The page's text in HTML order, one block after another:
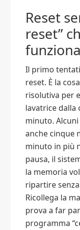
Reset
reset”
funziona
Il primo
reset. È la
risolutiva per
lavatrice dalla
minuto.
anche cinque
minuto in più
pausa, il
la memoria
ripartire
Ricollega la
prova a far
programma